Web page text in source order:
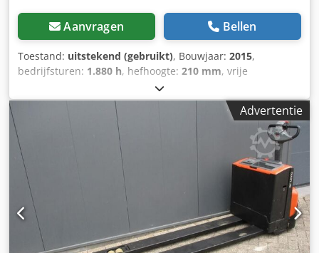
Aanvragen Bellen
Toestand: uitstekend (gebruikt), Bouwjaar: 2015,
bedrijfsturen: 1.880 h, hefhoogte: 210 mm, vrije
, brandstoftype:
2.000 mm, vorkbreedte:550 mm, totale hoogte:1.300 mm,
, GVW: 945 kg Hefcapaciteit: 2.500 kg
Cedszrqbgopfx Adhsrf NIEUWE BATTERIJCELLEN 24V 4PzB
400Ah met centraal watervulsysteem, 220V hoogfrequent
lader, Vorkmaat 2000 x 550 mm en tussenruimte 190 mm,
Tandem vorkwielen, LPE250, In Nederland garantie
machine 3 maanden, in Nederland garantie batterij 1 jaar.
Advertentie